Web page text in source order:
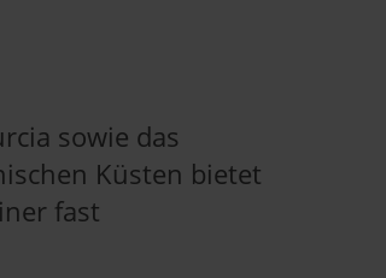
sowie das
Küsten bietet
fast